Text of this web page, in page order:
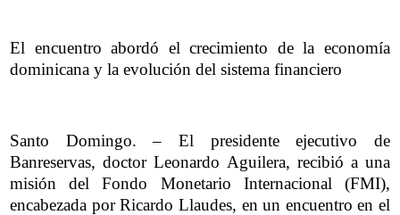
El encuentro abordó el crecimiento de la economía
dominicana y la evolución del sistema financiero
Santo Domingo. – El presidente ejecutivo de
Banreservas, doctor Leonardo Aguilera, recibió a una
misión del Fondo Monetario Internacional (FMI),
encabezada por Ricardo Llaudes, en un encuentro en el